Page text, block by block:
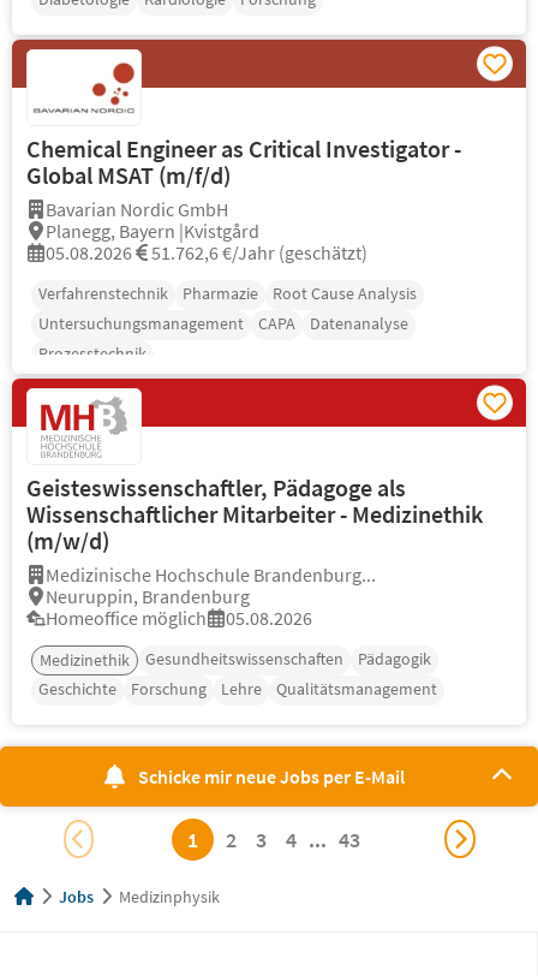
Chemical Engineer as Critical Investigator -
Global MSAT (m/f/d)
Bavarian Nordic GmbH
Planegg, Bayern |Kvistgård
05.08.2026
51.762,6 €/Jahr (geschätzt)
Verfahrenstechnik Pharmazie
Root Cause Analysis
Untersuchungsmanagement
CAPA
Datenanalyse
Prozesstechnik
Geisteswissenschaftler, Pädagoge als
Wissenschaftlicher Mitarbeiter - Medizinethik
(m/w/d)
Medizinische Hochschule Brandenburg...
Neuruppin, Brandenburg
Homeoffice möglich
05.08.2026
Medizinethik Gesundheitswissenschaften
Pädagogik
Geschichte
Forschung Lehre Qualitätsmanagement
Schicke mir neue Jobs per E-Mail
1 2 3 4 ... 43
Jobs Medizinphysik